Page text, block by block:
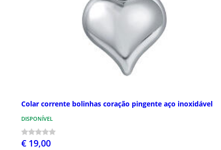
Colar corrente bolinhas coração pingente aço inoxidável
DISPONÍVEL
€ 19,00